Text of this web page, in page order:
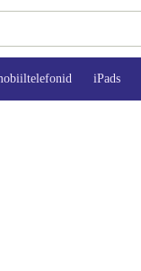
iPads